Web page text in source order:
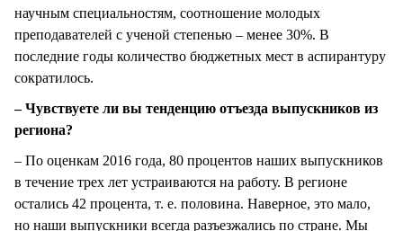
научным специальностям, соотношение молодых
преподавателей с ученой степенью – менее 30%. В
последние годы количество бюджетных мест в аспирантуру
сократилось.
– Чувствуете ли вы тенденцию отъезда выпускников из
региона?
– По оценкам 2016 года, 80 процентов наших выпускников
в течение трех лет устраиваются на работу. В регионе
остались 42 процента, т. е. половина. Наверное, это мало,
но наши выпускники всегда разъезжались по стране. Мы